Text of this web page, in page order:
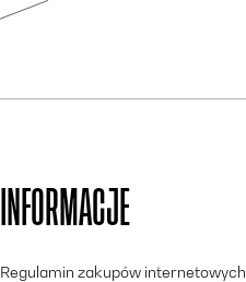
INFORMACJE
Regulamin zakupów internetowych